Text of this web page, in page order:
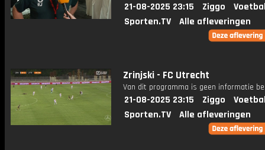
21-08-2025 23:15 Ziggo
Sporten.TV
Alle afleveringen
Zrinjski - FC Utrecht
Van dit programma is geen informatie
21-08-2025 23:15 Ziggo
Sporten.TV
Alle afleveringen